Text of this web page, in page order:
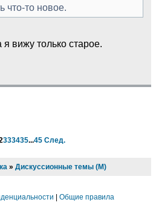
что-то новое.
вижу только старое.
333435...45 След.
» Дискуссионные темы (М)
| Общие правила